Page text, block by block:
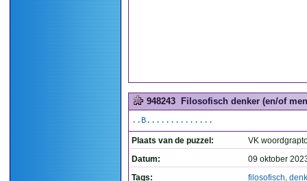
948243 Filosofisch denker (en/of
..B..............
Plaats van de puzzel:
VK
Datum:
09 oktober
Tags:
filosofisch,